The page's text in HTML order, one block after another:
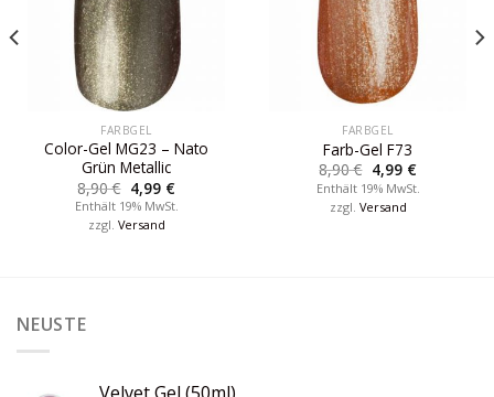
FARBGEL
Color-Gel MG23 – Nato
Grün Metallic
8,90€ 4,99 €
Enthält 19% MwSt.
zzgl. Versand
FARBGEL
Farb-Gel F73
8,90€ 4,99 €
Enthält 19% MwSt.
zzgl. Versand
NEUSTE